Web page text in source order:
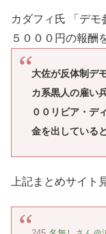
カダフィ氏 「デ
５０００円の報酬
大佐が反体制デ
カ系黒人の雇い
００リビア・デ
金を出している
上記まとめサイト